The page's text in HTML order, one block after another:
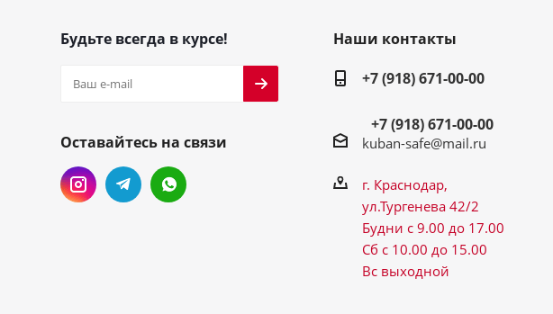
Будьте всегда в курсе!
Оставайтесь на связи
Наши контакты
+7 (918) 671-00-00
+7 (918) 671-00-00
kuban-safe@mail.ru
г. Краснодар,
ул.Тургенева 42/2
Будни с 9.00 до 17.00
Сб с 10.00 до 15.00
Вс выходной